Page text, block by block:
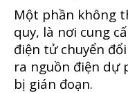
Một phần không
quy, là nơi cung
điện tử chuyển
ra nguồn điện dự
bị gián đoạn.